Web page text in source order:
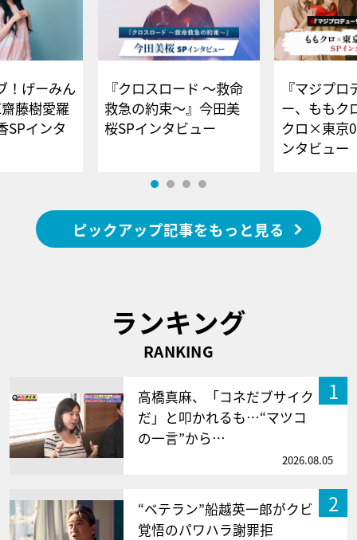
！げーみん
藤樹愛羅
SPインタ
『クロスロード ～救命
救急の約束～』今田美
桜SPインタビュー
『マジプロ
ー、ももク
クロ×東京
ンタビュー
ピックアップ記事をもっと見る
ランキング
RANKING
1
高橋真麻、「コネだブサイク
だ」と叩かれるも…“マツコ
の一言”から…
2026.08.05
2
“ベテラン”船越英一郎がクビ
覚悟のパワハラ謝罪拒